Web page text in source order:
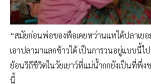
“สมัยก่อนพ่อของพือเคยหว่านแหได้ปลาเย
เอาปลามาแลกข้าวได้ เป็นการวนอยู่แบบนี้ไ
ย้อนวิถีชีวิตในวัยเยาว์ที่แม่น้ำกกยังเป็นที่พึ่ง
นี้